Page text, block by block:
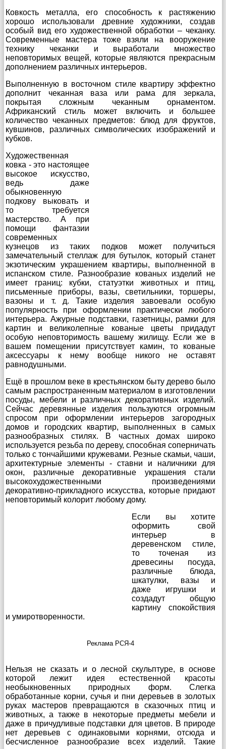
Ковкость металла, его способность к растяжению
хорошо использовали древние художники, создав
особый вид его художественной обработки – чеканку.
Современные мастера тоже взяли на вооружение
технику чеканки и выработали множество
неповторимых вещей, которые являются прекрасным
дополнением различных интерьеров.
Выполненную в восточном стиле квартиру эффектно
дополнит чеканная ваза или рама для зеркала,
покрытая сложным чеканным орнаментом.
Африканский стиль может включить и большее
количество чеканных предметов: блюд для фруктов,
кувшинов, различных символических изображений и
кубков.
Художественная
ковка - это настоящее
высокое искусство,
ведь даже
обыкновенную
подкову выковать и
то требуется
мастерство. А при
помощи фантазии
современных
кузнецов из таких подков может получиться
замечательный стеллаж для бутылок, который станет
экзотическим украшением квартиры, выполненной в
испанском стиле. Разнообразие кованых изделий не
имеет границ: кубки, статуэтки животных и птиц,
письменные приборы, вазы, светильники, торшеры,
вазоны и т. д. Такие изделия завоевали особую
популярность при оформлении практически любого
интерьера. Ажурные подставки, газетницы, рамки для
картин и великолепные кованые цветы придадут
особую неповторимость вашему жилищу. Если же в
вашем помещении присутствует камин, то кованые
аксессуары к нему вообще никого не оставят
равнодушными.
Ещё в прошлом веке в крестьянском быту дерево было
самым распространенным материалом в изготовлении
посуды, мебели и различных декоративных изделий.
Сейчас деревянные изделия пользуются огромным
спросом при оформлении интерьеров загородных
домов и городских квартир, выполненных в самых
разнообразных стилях. В частных домах широко
используется резьба по дереву, способная соперничать
только с тончайшими кружевами. Резные скамьи, чаши,
архитектурные элементы - ставни и наличники для
окон, различные декоративные украшения стали
высокохудожественными произведениями
декоративно-прикладного искусства, которые придают
неповторимый колорит любому дому.
Если вы хотите
оформить свой
интерьер в
деревенском стиле,
то точеная из
древесины посуда,
различные блюда,
шкатулки, вазы и
даже игрушки и
создадут общую
картину спокойствия
и умиротворенности.
Реклама РСЯ-4
Нельзя не сказать и о лесной скульптуре, в основе
которой лежит идея естественной красоты
необыкновенных природных форм. Слегка
обработанные корни, сучья и пни деревьев в золотых
руках мастеров превращаются в сказочных птиц и
животных, а также в некоторые предметы мебели и
даже в причудливые подставки для цветов. В природе
нет деревьев с одинаковыми корнями, отсюда и
бесчисленное разнообразие всех изделий. Такие